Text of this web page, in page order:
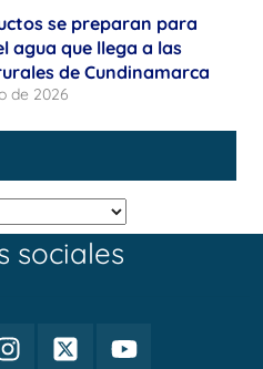
se preparan para
agua que llega a las
de Cundinamarca
de 2026
sociales
TwitterYoutube